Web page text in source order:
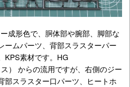
成形色で、胴体部や腕部、脚部な
ームパーツ、背部スラスターパー
KPS素材です。HG
） からの流用ですが、右側のジー
部スラスター口パーツ、ヒートホ